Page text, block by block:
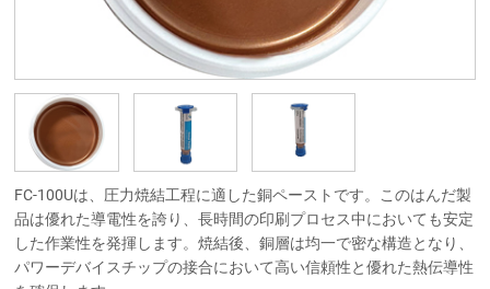
FC-100Uは、圧力焼結工程に適した銅ペーストです。このはんだ製
品は優れた導電性を誇り、長時間の印刷プロセス中においても安定
した作業性を発揮します。焼結後、銅層は均一で密な構造となり、
パワーデバイスチップの接合において高い信頼性と優れた熱伝導性